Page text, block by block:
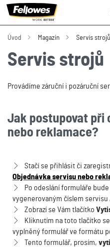
Úvod Magazín Servis strojů
Servis strojů
Provádíme záruční i pozáruční
Jak postupovat při
nebo reklamace?
Stačí se přihlásit či
Objednávka servisu nebo
Po odeslání formuláře
vygenerovaným číslem servisu
Zobrazí se Vám tlačítko
Kliknutím na toto tlačítko
vyplněný formulář ve formátu
Tento formulář, prosím,